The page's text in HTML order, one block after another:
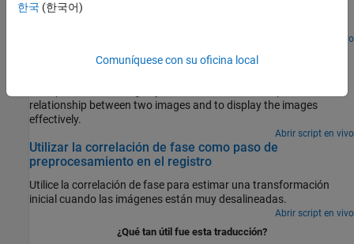
escala multiplicador o especificando el tamaño de salida deseado
Abrir script en vivo
Register Two Images Using Spatial Referencing to
Enhance Display
relationship between two images and to display the images
effectively.
Abrir script en vivo
Utilizar la correlación de fase como paso de
preprocesamiento en el registro
Utilice la correlación de fase para estimar una transformación
inicial cuando las imágenes están muy desalineadas.
Abrir script en vivo
¿Qué tan útil fue esta traducción?
한국 (한국어)
Comuníquese con su oficina local